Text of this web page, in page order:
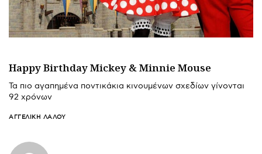
Happy Birthday Mickey & Minnie Mouse
Τα πιο αγαπημένα ποντικάκια κινουμένων σχεδίων γίνονται
92 χρόνων
ΑΓΓΕΛΙΚΉ ΛΆΛΟΥ